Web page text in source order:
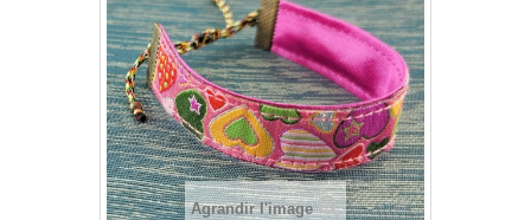
Agrandir l'image